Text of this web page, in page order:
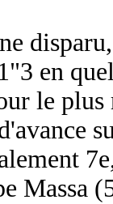
en
le
Massa